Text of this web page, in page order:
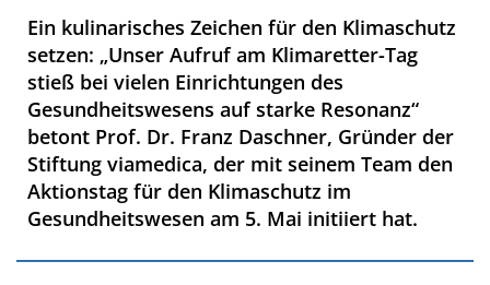
Ein kulinarisches Zeichen für den Klimaschutz
setzen: „Unser Aufruf am Klimaretter-Tag
stieß bei vielen Einrichtungen des
Gesundheitswesens auf starke Resonanz“
betont Prof. Dr. Franz Daschner, Gründer der
Stiftung viamedica, der mit seinem Team den
Aktionstag für den Klimaschutz im
Gesundheitswesen am 5. Mai initiiert hat.